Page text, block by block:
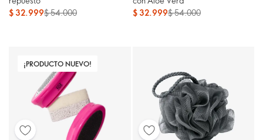
$ 32.999$ 54.000
$ 32.999$ 54.000
¡PRODUCTO NUEVO!